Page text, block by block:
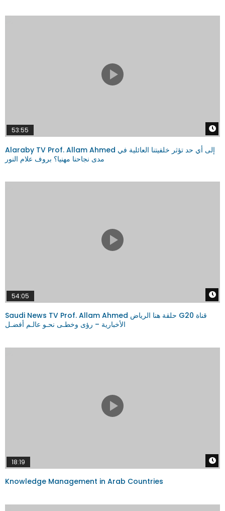
53:55
Alaraby TV Prof. Allam Ahmed إلى أي حد تؤثر خلفيتنا العائلية في
مدى نجاحنا مهنيا؟ بروف علام النور
54:05
Saudi News TV Prof. Allam Ahmed حلقة هنا الرياض G20 قناة
الأخبارية – رؤى وخطـى نحـو عالـم أفضـل
18:19
Knowledge Management in Arab Countries